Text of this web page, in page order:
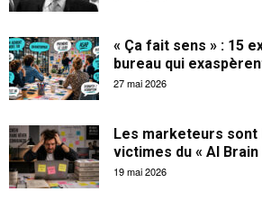
« Ça fait sens » : 15
bureau qui
27 mai 2026
Les marketeurs sont
victimes du « AI Brain
19 mai 2026